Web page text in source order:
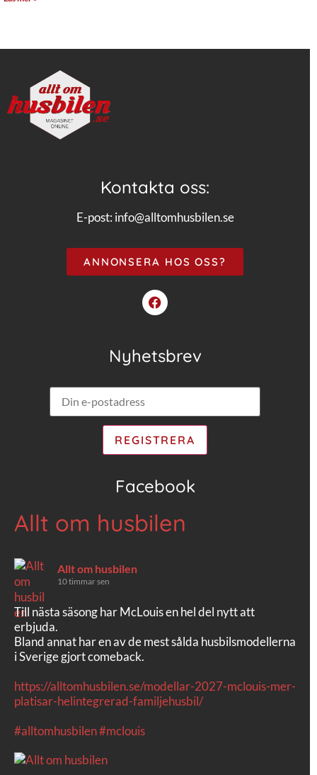
Kontakta oss:
E-post: info@alltomhusbilen.se
ANNONSERA HOS OSS?
Nyhetsbrev
Facebook
Allt om husbilen
Allt om husbilen
10 timmar sen
Till nästa säsong har McLouis en hel del nytt att
erbjuda.
Bland annat har en av de mest sålda husbilsmodellerna
i Sverige gjort comeback.
https://alltomhusbilen.se/modellar-2027-mclouis-mer-
platisar-helintegrerad-familjehusbil/
#alltomhusbilen#mclouis